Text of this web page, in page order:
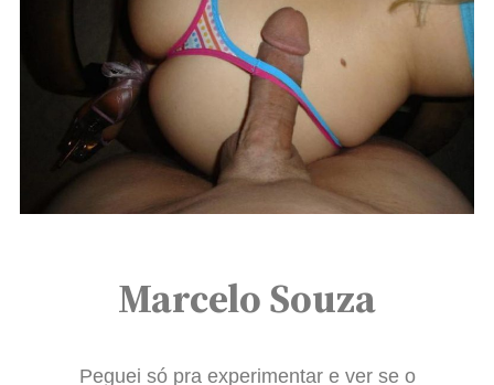
Marcelo Souza
Peguei só pra experimentar e ver se o